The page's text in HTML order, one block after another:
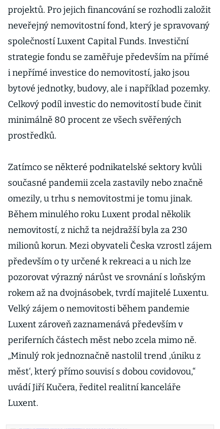
projektů. Pro jejich financování se rozhodli založit
neveřejný nemovitostní fond, který je spravovaný
společností Luxent Capital Funds. Investiční
strategie fondu se zaměřuje především na přímé
i nepřímé investice do nemovitostí, jako jsou
bytové jednotky, budovy, ale i například pozemky.
Celkový podíl investic do nemovitostí bude činit
minimálně 80 procent ze všech svěřených
prostředků.
Zatímco se některé podnikatelské sektory kvůli
současné pandemii zcela zastavily nebo značně
omezily, u trhu s nemovitostmi je tomu jinak.
Během minulého roku Luxent prodal několik
nemovitostí, z nichž ta nejdražší byla za 230
milionů korun. Mezi obyvateli Česka vzrostl zájem
především o ty určené k rekreaci a u nich lze
pozorovat výrazný nárůst ve srovnání s loňským
rokem až na dvojnásobek, tvrdí majitelé Luxentu.
Velký zájem o nemovitosti během pandemie
Luxent zároveň zaznamenává především v
periferních částech měst nebo zcela mimo ně.
„Minulý rok jednoznačně nastolil trend ,úniku z
měst‘, který přímo souvisí s dobou covidovou,“
uvádí Jiří Kučera, ředitel realitní kanceláře
Luxent.